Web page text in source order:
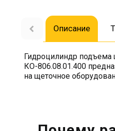
Описание
Гидроцилиндр подъема
КО-806.08.01.400
на щеточное